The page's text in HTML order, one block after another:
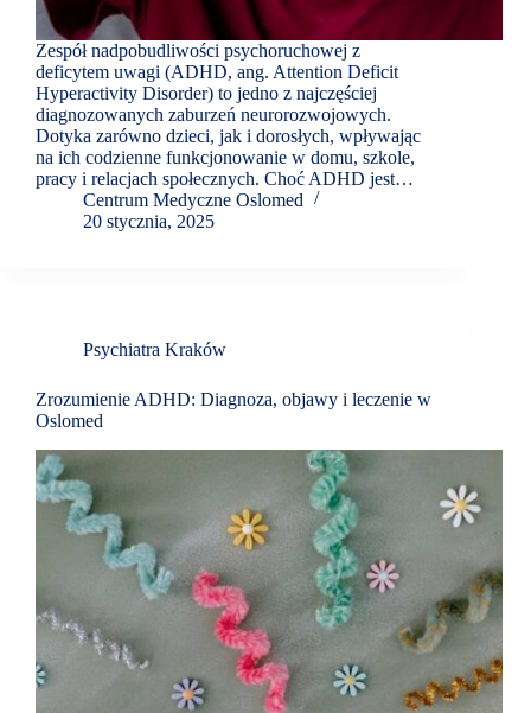
Zespół nadpobudliwości psychoruchowej z
deficytem uwagi (ADHD, ang. Attention Deficit
Hyperactivity Disorder) to jedno z najczęściej
diagnozowanych zaburzeń neurorozwojowych.
Dotyka zarówno dzieci, jak i dorosłych, wpływając
na ich codzienne funkcjonowanie w domu, szkole,
pracy i relacjach społecznych. Choć ADHD jest…
Centrum Medyczne Oslomed
20 stycznia, 2025
Psychiatra Kraków
Zrozumienie ADHD: Diagnoza, objawy i leczenie w
Oslomed